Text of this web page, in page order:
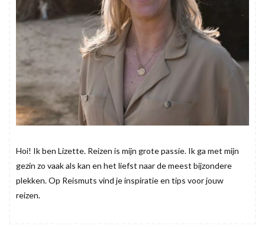
Hoi! Ik ben Lizette. Reizen is mijn grote passie. Ik ga met mijn
gezin zo vaak als kan en het liefst naar de meest bijzondere
plekken. Op Reismuts vind je inspiratie en tips voor jouw
reizen.